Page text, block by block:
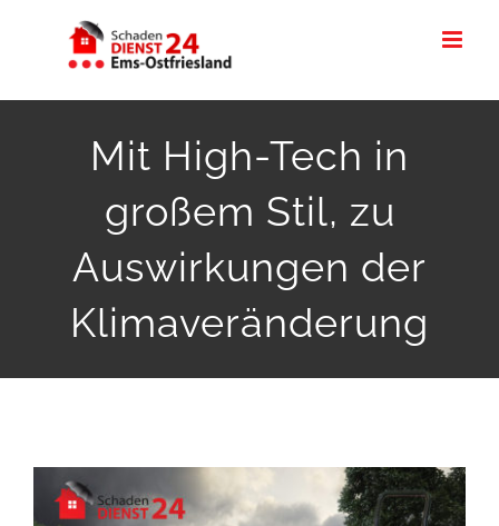
Mit High-Tech in
großem Stil, zu
Auswirkungen der
Klimaveränderung